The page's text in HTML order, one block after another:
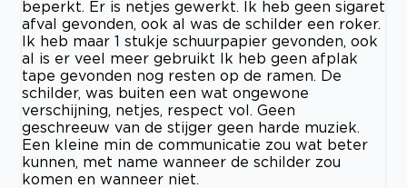
beperkt. Er is netjes gewerkt. Ik heb geen sigaret
afval gevonden, ook al was de schilder een roker.
Ik heb maar 1 stukje schuurpapier gevonden, ook
al is er veel meer gebruikt Ik heb geen afplak
tape gevonden nog resten op de ramen. De
schilder, was buiten een wat ongewone
verschijning, netjes, respect vol. Geen
geschreeuw van de stijger geen harde muziek.
Een kleine min de communicatie zou wat beter
kunnen, met name wanneer de schilder zou
komen en wanneer niet.